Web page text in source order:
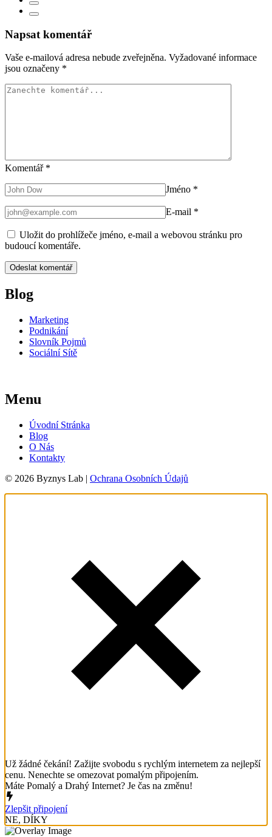
Napsat komentář
Vaše e-mailová adresa nebude zveřejněna. Vyžadované informace
jsou označeny *
Komentář *
Jméno *
E-mail *
Uložit do prohlížeče jméno, e-mail a webovou stránku pro
budoucí komentáře.
Blog
Marketing
Podnikání
Slovník Pojmů
Sociální Sítě
Menu
Úvodní Stránka
Blog
O Nás
Kontakty
© 2026 Byznys Lab | Ochrana Osobních Údajů
Už žádné čekání! Zažijte svobodu s rychlým internetem za nejlepší
cenu. Nenechte se omezovat pomalým připojením.
Máte Pomalý a Drahý Internet? Je čas na změnu!
Zlepšit připojení
NE, DÍKY